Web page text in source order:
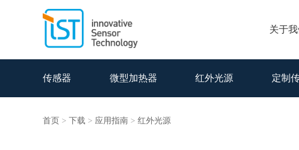
关于
传感器 微型加热器 红外光源 定制
首页 > 下载 > 应用指南 > 红外光源